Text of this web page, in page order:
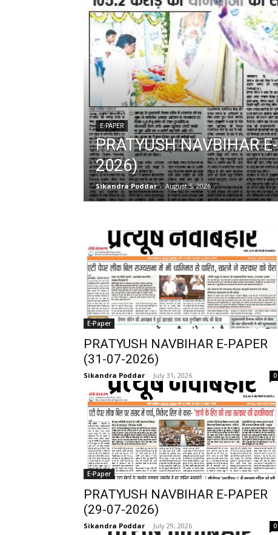
E-PAPER
PRATYUSH NAVBIHAR
2026)
Sikandra Poddar - August 5, 2026
E-Paper
PRATYUSH NAVBIHAR E-PAPER
(31-07-2026)
Sikandra Poddar - July 31, 2026 0
E-Paper
PRATYUSH NAVBIHAR E-PAPER
(29-07-2026)
Sikandra Poddar - July 29, 2026 0